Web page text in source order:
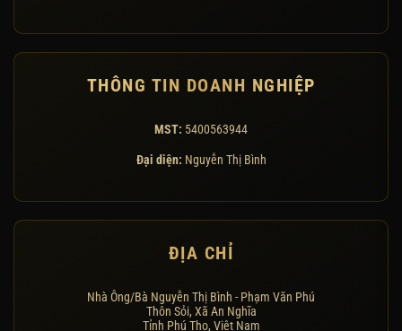
THÔNG TIN DOANH NGHIỆP
MST: 5400563944
Đại diện: Nguyễn Thị Bình
ĐỊA CHỈ
Nhà Ông/Bà Nguyễn Thị Bình - Phạm Văn Phú
Thôn Sỏi, Xã An Nghĩa
Tỉnh Phú Thọ, Việt Nam